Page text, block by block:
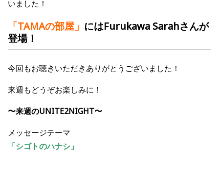
いました！
「TAMAの部屋 」 にはFurukawa Sarahさんが
登場！
今回もお聴きいただきありがとうございました！
来週もどうぞお楽しみに！
〜来週のUNITE2NIGHT〜
メッセージテーマ
「シゴトのハナシ 」